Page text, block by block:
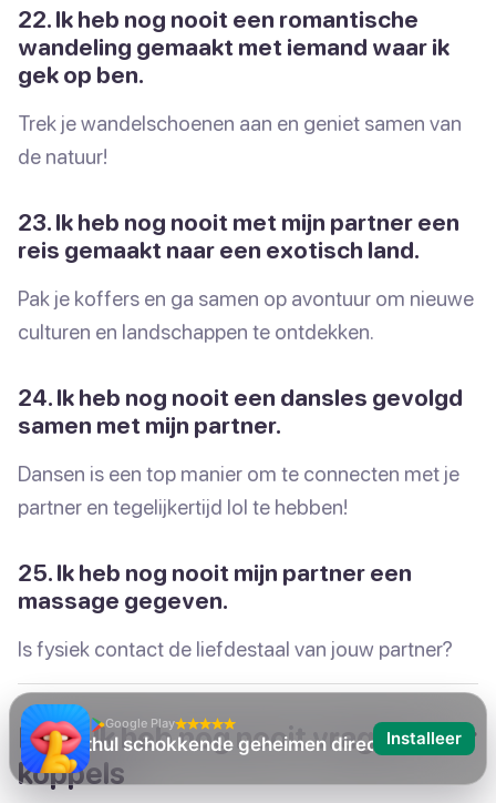
22. Ik heb nog nooit een romantische
wandeling gemaakt met iemand waar ik
gek op ben.
Trek je wandelschoenen aan en geniet samen van
de natuur!
23. Ik heb nog nooit met mijn partner een
reis gemaakt naar een exotisch land.
Pak je koffers en ga samen op avontuur om nieuwe
culturen en landschappen te ontdekken.
24. Ik heb nog nooit een dansles gevolgd
samen met mijn partner.
Dansen is een top manier om te connecten met je
partner en tegelijkertijd lol te hebben!
25. Ik heb nog nooit mijn partner een
massage gegeven.
Is fysiek contact de liefdestaal van jouw partner?
Dirty Ik heb nog nooit vragen voor
koppels
Google Play
Ik heb nog nooit Installeer